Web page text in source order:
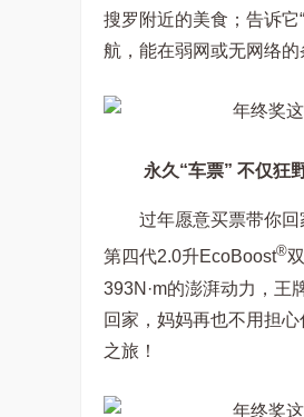
搜罗附近的美食；告诉它
航，能在弱网或无网络的
永久“车票” 不仅狂
过年愿意买票带你
第四代2.0升EcoBoost®
393N·m的澎湃动力，王
回家，妈妈再也不用担
之旅！